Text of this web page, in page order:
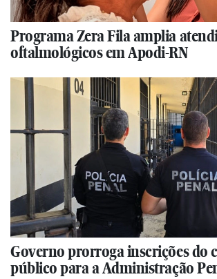
Programa Zera Fila amplia
oftalmológicos em Apodi-RN
Governo prorroga inscrições do
público para a Administração